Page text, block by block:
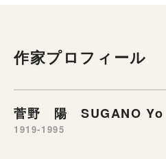
作家プロフィール
菅野 陽 SUGANO Yo
1919-1995